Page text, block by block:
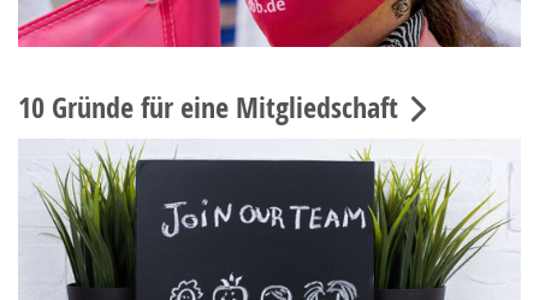
10 Gründe für eine Mitgliedschaft